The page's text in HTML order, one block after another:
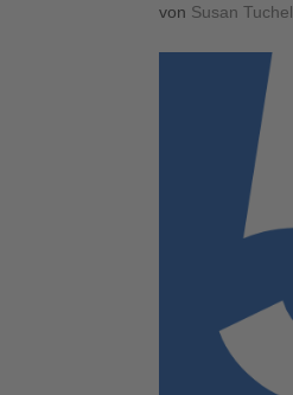
von Susan Tuchel